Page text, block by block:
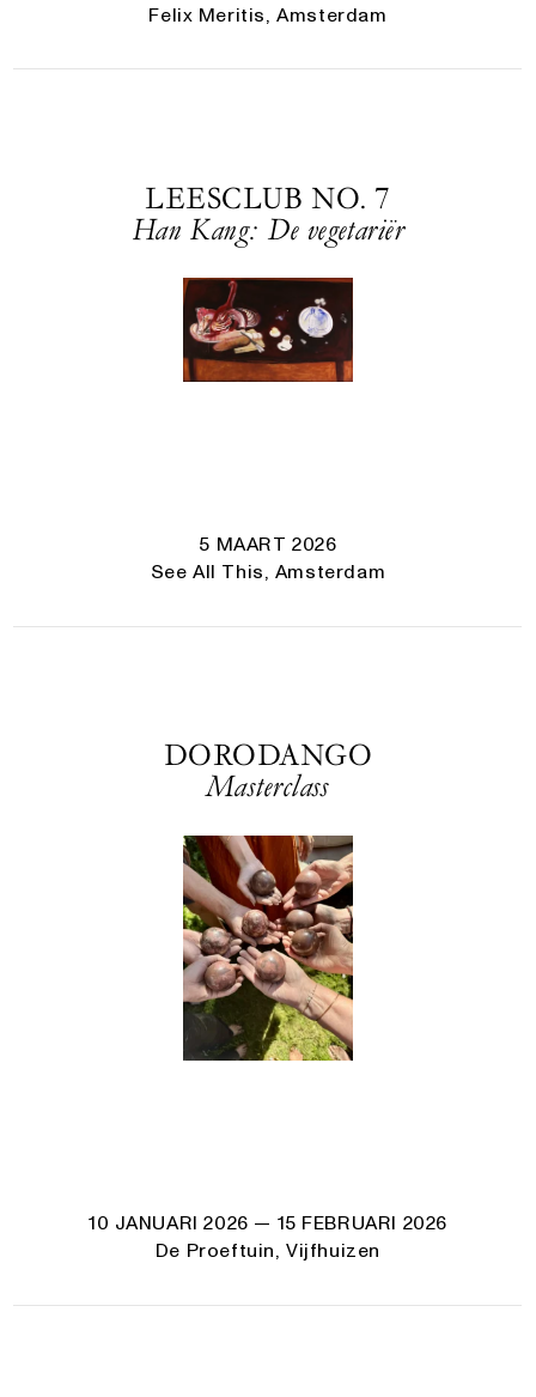
Felix Meritis, Amsterdam
LEESCLUB NO. 7
Han Kang: De vegetariër
5 MAART 2026
See All This, Amsterdam
DORODANGO
Masterclass
10 JANUARI 2026 — 15 FEBRUARI 2026
De Proeftuin, Vijfhuizen